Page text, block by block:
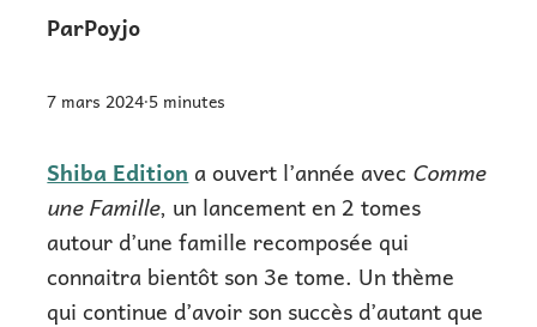
ParPoyjo
7 mars 2024•5 minutes
Shiba Edition a ouvert l’année avec Comme
une Famille, un lancement en 2 tomes
autour d’une famille recomposée qui
connaitra bientôt son 3e tome. Un thème
qui continue d’avoir son succès d’autant que